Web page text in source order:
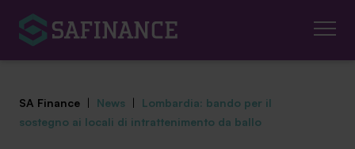
SA Finance | News | Lombardia: bando per il
sostegno ai locali di intrattenimento da ballo